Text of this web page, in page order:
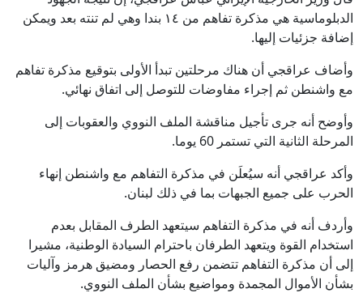
الدبلوماسية هي مذكرة تفاهم من ١٤ بندا وهي لم تنته بعد ويمكن
إضافة جزئيات إليها.
وأضاف عراقجي أن هناك مرحلتين تبدأ الأولى بتوقيع مذكرة تفاهم
مع واشنطن ثم إجراء مفاوضات للتوصل إلى اتفاق نهائي.
وأوضح أنه جرى تأجيل مناقشة الملف النووي والعقوبات إلى
المرحلة الثانية التي تستمر 60 يوما.
وأكد عراقجي أنه سيُعلَن في مذكرة التفاهم مع واشنطن إنهاء
الحرب على جميع الجبهات بما في ذلك لبنان.
وأردف أنه في مذكرة التفاهم سيتعهد الطرف المقابل بعدم
استخدام القوة ويتعهد الطرفان باحترام السيادة الوطنية، مشيرا
إلى أن مذكرة التفاهم تتضمن رفع الحصار ومضيق هرمز وآليات
بشأن الأموال المجمدة ومواضيع بشأن الملف النووي.